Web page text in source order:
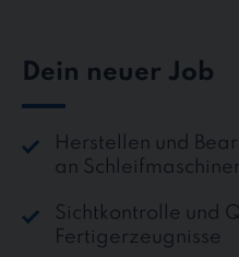
Dein neuer Job
Herstellen und
an
Sichtkontrolle und
Fertigerzeugnisse